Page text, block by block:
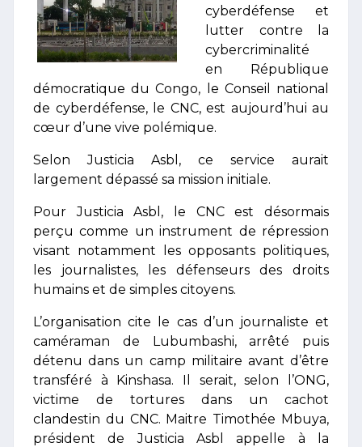
cyberdéfense et
lutter contre la
cybercriminalité
en République
démocratique du Congo, le Conseil national
de cyberdéfense, le CNC, est aujourd’hui au
cœur d’une vive polémique.
Selon Justicia Asbl, ce service aurait
largement dépassé sa mission initiale.
Pour Justicia Asbl, le CNC est désormais
perçu comme un instrument de répression
visant notamment les opposants politiques,
les journalistes, les défenseurs des droits
humains et de simples citoyens.
L’organisation cite le cas d’un journaliste et
caméraman de Lubumbashi, arrêté puis
détenu dans un camp militaire avant d’être
transféré à Kinshasa. Il serait, selon l’ONG,
victime de tortures dans un cachot
clandestin du CNC. Maitre Timothée Mbuya,
président de Justicia Asbl appelle à la